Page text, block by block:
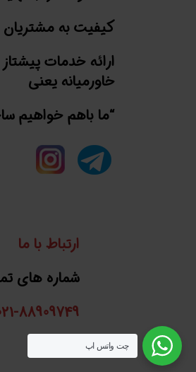
کیفیت به مشتریان
ارائه خدمات
خاورمیانه یعنی
“ما باهم خواهیم
ارتباط با ما
شماره های
88909749
چت واتس اپ